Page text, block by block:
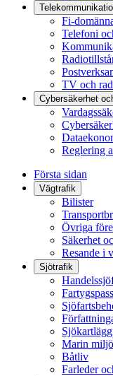
Fi-
Telefoni
TV och
Cybersäkerhet
Reglering
Första sidan
Vägtrafik
Bilister
Övriga
Säkerhet
Resande i
Sjötrafik
Marin miljö
Båtliv
Farleder